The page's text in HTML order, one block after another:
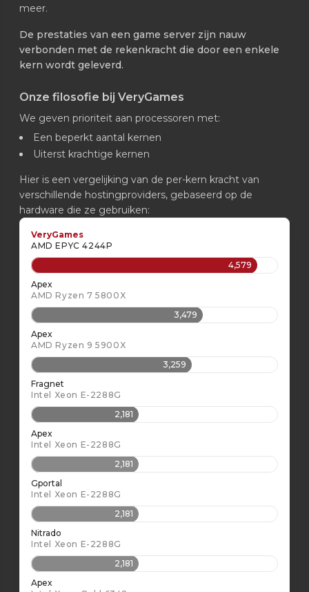
meer.
De prestaties van een game server zijn nauw
verbonden met de rekenkracht die door een enkele
kern wordt geleverd.
Onze filosofie bij VeryGames
We geven prioriteit aan processoren met:
Een beperkt aantal kernen
Uiterst krachtige kernen
Hier is een vergelijking van de per-kern kracht van
verschillende hostingproviders, gebaseerd op de
hardware die ze gebruiken:
VeryGames
AMD EPYC 4244P
4,579
Apex
AMD Ryzen 7 5800X
3,479
Apex
AMD Ryzen 9 5900X
3,259
Fragnet
Intel Xeon E-2288G
2,181
Apex
Intel Xeon E-2288G
2,181
Gportal
Intel Xeon E-2288G
2,181
Nitrado
Intel Xeon E-2288G
2,181
Apex